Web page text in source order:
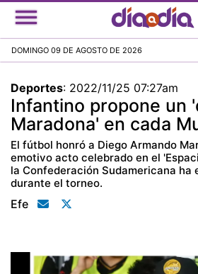
Pasar
al
DOMINGO 09 DE AGOSTO DE 2026
Deportes: 2022/11/25 07:27am
Infantino propone un
Maradona' en cada
El fútbol honró a Diego Armando
emotivo acto celebrado en el
la Confederación Sudamericana ha
durante el torneo.
Efe